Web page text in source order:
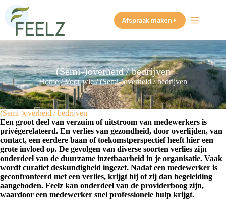
naar
inhoud
Afspraak maken
(Semi-)overheid / bedrijven
Home/Voor wie/(Semi-)overheid / bedrijven
(Semi-)overheid / bedrijven
Een groot deel van verzuim of uitstroom van medewerkers is
privégerelateerd. En verlies van gezondheid, door overlijden, van
contact, een eerdere baan of toekomstperspectief heeft hier een
grote invloed op. De gevolgen van diverse soorten verlies zijn
onderdeel van de duurzame inzetbaarheid in je organisatie. Vaak
wordt curatief deskundigheid ingezet. Nadat een medewerker is
geconfronteerd met een verlies, krijgt hij of zij dan begeleiding
aangeboden. Feelz kan onderdeel van de providerboog zijn,
waardoor een medewerker snel professionele hulp krijgt.